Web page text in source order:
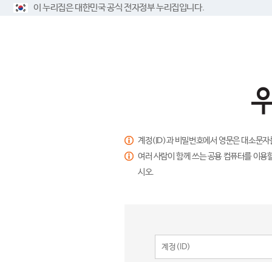
이 누리집은 대한민국 공식 전자정부 누리집입니다.
계정(ID)과 비밀번호에서 영문은 대소문
여러 사람이 함께 쓰는 공용 컴퓨터를 이
시오.